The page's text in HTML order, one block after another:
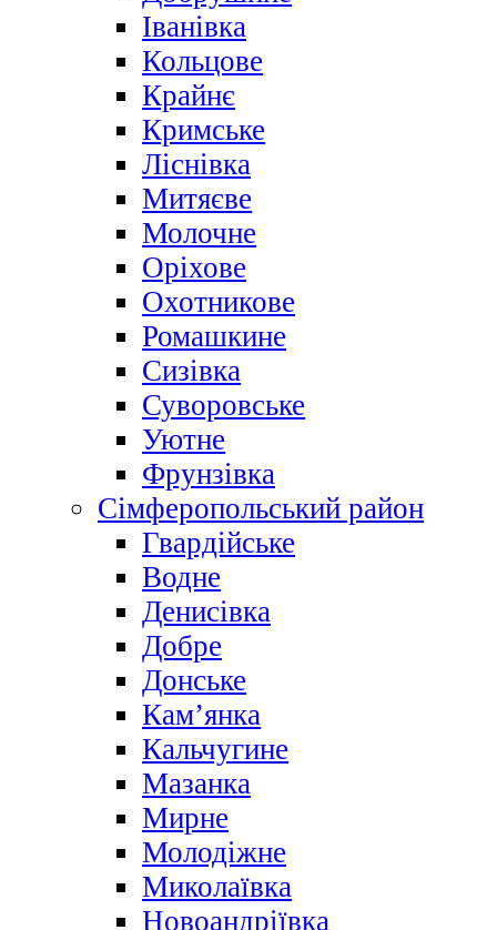
Іванівка
Кольцове
Крайнє
Кримське
Ліснівка
Митяєве
Молочне
Оріхове
Охотникове
Ромашкине
Сизівка
Суворовське
Уютне
Фрунзівка
Сімферопольський район
Гвардійське
Водне
Денисівка
Добре
Донське
Кам’янка
Кальчугине
Мазанка
Мирне
Молодіжне
Миколаївка
Новоандріївка